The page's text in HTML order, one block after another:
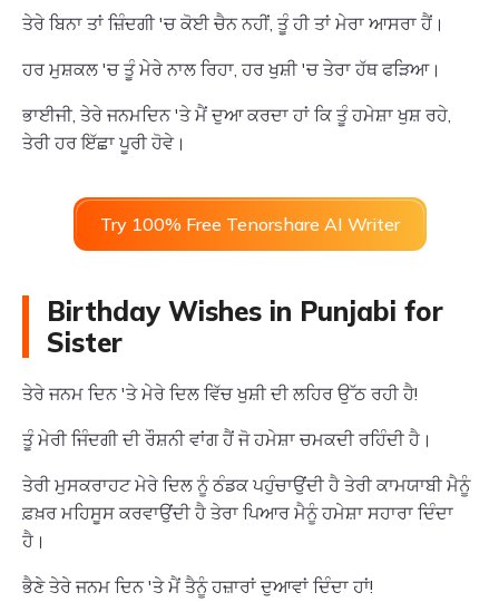
ਤੇਰੇ ਬਿਨਾ ਤਾਂ ਜ਼ਿੰਦਗੀ 'ਚ ਕੋਈ ਚੈਨ ਨਹੀਂ, ਤੂੰ ਹੀ ਤਾਂ ਮੇਰਾ ਆਸਰਾ ਹੈਂ।
ਹਰ ਮੁਸ਼ਕਲ 'ਚ ਤੂੰ ਮੇਰੇ ਨਾਲ ਰਿਹਾ, ਹਰ ਖੁਸ਼ੀ 'ਚ ਤੇਰਾ ਹੱਥ ਫੜਿਆ।
ਭਾਈਜੀ, ਤੇਰੇ ਜਨਮਦਿਨ 'ਤੇ ਮੈਂ ਦੁਆ ਕਰਦਾ ਹਾਂ ਕਿ ਤੂੰ ਹਮੇਸ਼ਾ ਖੁਸ਼ ਰਹੇ,
ਤੇਰੀ ਹਰ ਇੱਛਾ ਪੂਰੀ ਹੋਵੇ।
Try 100% Free Tenorshare AI Writer
Birthday Wishes in Punjabi for
Sister
ਤੇਰੇ ਜਨਮ ਦਿਨ 'ਤੇ ਮੇਰੇ ਦਿਲ ਵਿੱਚ ਖੁਸ਼ੀ ਦੀ ਲਹਿਰ ਉੱਠ ਰਹੀ ਹੈ!
ਤੂੰ ਮੇਰੀ ਜਿੰਦਗੀ ਦੀ ਰੌਸ਼ਨੀ ਵਾਂਗ ਹੈਂ ਜੋ ਹਮੇਸ਼ਾ ਚਮਕਦੀ ਰਹਿੰਦੀ ਹੈ।
ਤੇਰੀ ਮੁਸਕਰਾਹਟ ਮੇਰੇ ਦਿਲ ਨੂੰ ਠੰਡਕ ਪਹੁੰਚਾਉਂਦੀ ਹੈ ਤੇਰੀ ਕਾਮਯਾਬੀ ਮੈਨੂੰ
ਫ਼ਖ਼ਰ ਮਹਿਸੂਸ ਕਰਵਾਉਂਦੀ ਹੈ ਤੇਰਾ ਪਿਆਰ ਮੈਨੂੰ ਹਮੇਸ਼ਾ ਸਹਾਰਾ ਦਿੰਦਾ
ਹੈ।
ਭੈਣੇ ਤੇਰੇ ਜਨਮ ਦਿਨ 'ਤੇ ਮੈਂ ਤੈਨੂੰ ਹਜ਼ਾਰਾਂ ਦੁਆਵਾਂ ਦਿੰਦਾ ਹਾਂ!